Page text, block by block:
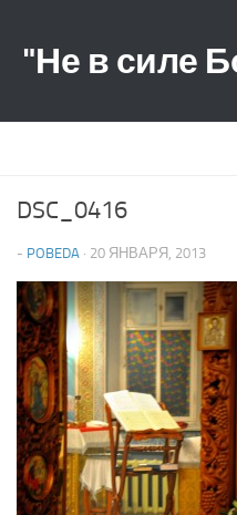
"Не в силе
DSC_0416
- POBEDA · 20 ЯНВАРЯ, 2013